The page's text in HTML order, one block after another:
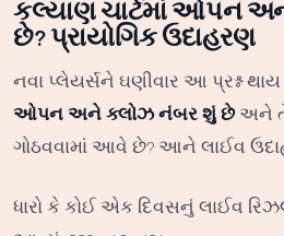
કલ્યાણ ચાર્ટમાં ઓપન
છે? પ્રાયોગિક ઉદાહરણ
નવા પ્લેયર્સને ઘણીવાર આ પ્રશ્ન
ઓપન અને ક્લોઝ નંબર શું છેઅને તે
ગોઠવવામાં આવે છે? આને લાઈવ
ધારો કે કોઈ એક દિવસનું લાઈવ